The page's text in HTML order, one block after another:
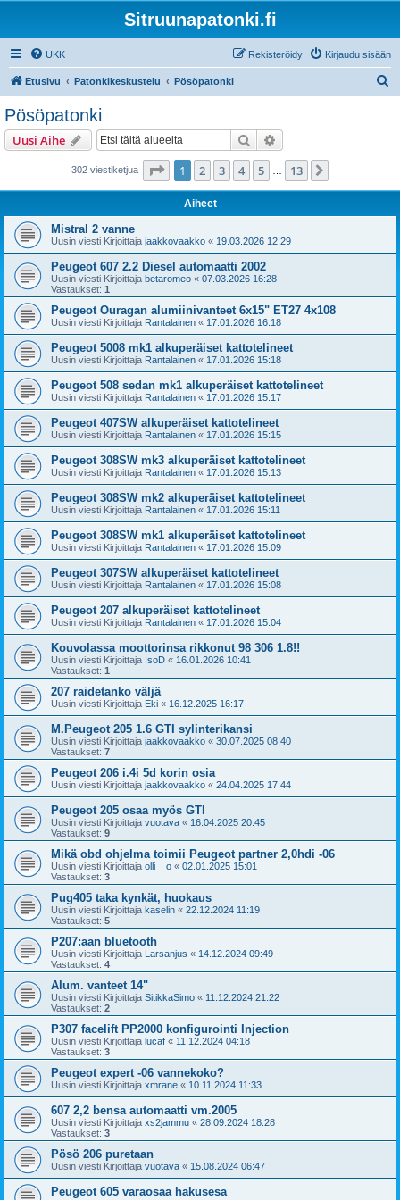
Sitruunapatonki.fi
UKK Kirjaudu sisään
Rekisteröidy
Etusivu Patonkikeskustelu Pösöpatonki
Pösöpatonki
Uusi Aihe Etsi
302 viestiketjua Sivu /13
1 2 3 4 5 13
Aiheet
Mistral 2 vanne
Uusin viesti Kirjoittaja jaakkovaakko « 19.03.2026 12:29
Peugeot 607 2.2 Diesel automaatti 2002
Uusin viesti Kirjoittaja betaromeo « 07.03.2026 16:28
Vastaukset: 1
Peugeot Ouragan alumiinivanteet 6x15" ET27 4x108
Uusin viesti Kirjoittaja Rantalainen « 17.01.2026 16:18
Peugeot 5008 mk1 alkuperäiset kattotelineet
Uusin viesti Kirjoittaja Rantalainen « 17.01.2026 15:18
Peugeot 508 sedan mk1 alkuperäiset kattotelineet
Uusin viesti Kirjoittaja Rantalainen « 17.01.2026 15:17
Peugeot 407SW alkuperäiset kattotelineet
Uusin viesti Kirjoittaja Rantalainen « 17.01.2026 15:15
Peugeot 308SW mk3 alkuperäiset kattotelineet
Uusin viesti Kirjoittaja Rantalainen « 17.01.2026 15:13
Peugeot 308SW mk2 alkuperäiset kattotelineet
Uusin viesti Kirjoittaja Rantalainen « 17.01.2026 15:11
Peugeot 308SW mk1 alkuperäiset kattotelineet
Uusin viesti Kirjoittaja Rantalainen « 17.01.2026 15:09
Peugeot 307SW alkuperäiset kattotelineet
Uusin viesti Kirjoittaja Rantalainen « 17.01.2026 15:08
Peugeot 207 alkuperäiset kattotelineet
Uusin viesti Kirjoittaja Rantalainen « 17.01.2026 15:04
Kouvolassa moottorinsa rikkonut 98 306 1.8!!
Uusin viesti Kirjoittaja IsoD « 16.01.2026 10:41
Vastaukset: 1
207 raidetanko väljä
Uusin viesti Kirjoittaja Eki « 16.12.2025 16:17
M.Peugeot 205 1.6 GTI sylinterikansi
Uusin viesti Kirjoittaja jaakkovaakko « 30.07.2025 08:40
Vastaukset: 7
Peugeot 206 i.4i 5d korin osia
Uusin viesti Kirjoittaja jaakkovaakko « 24.04.2025 17:44
Peugeot 205 osaa myös GTI
Uusin viesti Kirjoittaja vuotava « 16.04.2025 20:45
Vastaukset: 9
Mikä obd ohjelma toimii Peugeot partner 2,0hdi -06
Uusin viesti Kirjoittaja olli__o « 02.01.2025 15:01
Vastaukset: 3
Pug405 taka kynkät, huokaus
Uusin viesti Kirjoittaja kaselin « 22.12.2024 11:19
Vastaukset: 5
P207:aan bluetooth
Uusin viesti Kirjoittaja Larsanjus « 14.12.2024 09:49
Vastaukset: 4
Alum. vanteet 14"
Uusin viesti Kirjoittaja SitikkaSimo « 11.12.2024 21:22
Vastaukset: 2
P307 facelift PP2000 konfigurointi Injection
Uusin viesti Kirjoittaja lucaf « 11.12.2024 04:18
Vastaukset: 3
Peugeot expert -06 vannekoko?
Uusin viesti Kirjoittaja xmrane « 10.11.2024 11:33
607 2,2 bensa automaatti vm.2005
Uusin viesti Kirjoittaja xs2jammu « 28.09.2024 18:28
Vastaukset: 3
Pösö 206 puretaan
Uusin viesti Kirjoittaja vuotava « 15.08.2024 06:47
Peugeot 605 varaosaa hakusesa